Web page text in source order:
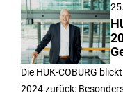
Die HUK-COBURG
2024 zurück: